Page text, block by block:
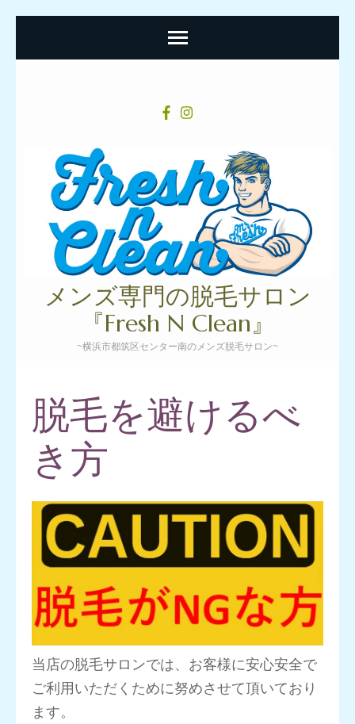
(Enterメンズ専門の脱毛サロン
『Fresh N Clean』
~横浜市都筑区センター南のメンズ脱毛サロン~
脱毛を避けるべ
き方
当店の脱毛サロンでは、お客様に安心安全で
ご利用いただくために努めさせて頂いており
ます。